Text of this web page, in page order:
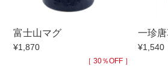
富士山マグ
¥1,870
［ 30％OFF ］
一珍
¥1,540